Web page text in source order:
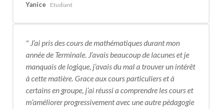
Yanice Etudiant
J’ai pris des cours de mathématiques durant mon
année de Terminale. J’avais beaucoup de lacunes et je
manquais de logique, j’avais du mal a trouver un intérêt
à cette matière. Grace aux cours particuliers et à
certains en groupe, j’ai réussi a comprendre les cours et
m’améliorer progressivement avec une autre pédagogie